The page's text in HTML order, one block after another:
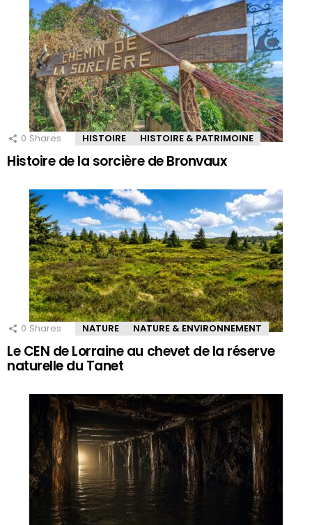
0 Shares HISTOIRE HISTOIRE & PATRIMOINE
Histoire de la sorcière de Bronvaux
0 Shares NATURE NATURE & ENVIRONNEMENT
Le CEN de Lorraine au chevet de la réserve
naturelle du Tanet